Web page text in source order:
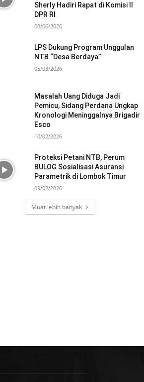
Sherly Hadiri Rapat di Komisi II
DPR RI
08/06/2026
LPS Dukung Program Unggulan
NTB “Desa Berdaya”
05/03/2026
Masalah Uang Diduga Jadi
Pemicu, Sidang Perdana Ungkap
Kronologi Meninggalnya Brigadir
Esco
10/02/2026
Proteksi Petani NTB, Perum
BULOG Sosialisasi Asuransi
Parametrik di Lombok Timur
09/02/2026
Muat lebih banyak